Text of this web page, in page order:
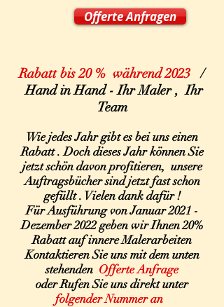
Offerte Anfragen
Rabatt bis 20 % während 2023 /
Hand in Hand - Ihr Maler , Ihr
Team
Wie jedes Jahr gibt es bei uns einen
Rabatt . Doch dieses Jahr können Sie
jetzt schön davon profitieren, unsere
Auftragsbücher sind jetzt fast schon
gefüllt . Vielen dank dafür !
Für Ausführung von Januar 2021 -
Dezember 2022 geben wir Ihnen 20%
Rabatt auf innere Malerarbeiten
Kontaktieren Sie uns mit dem unten
stehenden Offerte Anfrage
oder Rufen Sie uns direkt unter
folgender Nummer an